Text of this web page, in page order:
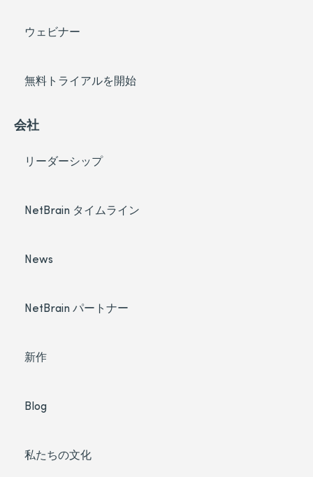
ウェビナー
無料トライアルを開始
会社
リーダーシップ
NetBrain タイムライン
News
NetBrain パートナー
新作
Blog
私たちの文化